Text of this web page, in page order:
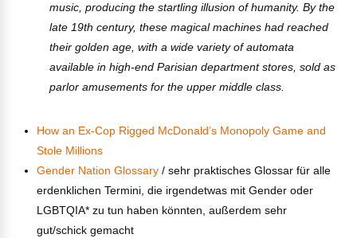
music, producing the startling illusion of humanity. By the
late 19th century, these magical machines had reached
their golden age, with a wide variety of automata
available in high-end Parisian department stores, sold as
parlor amusements for the upper middle class.
How an Ex-Cop Rigged McDonald’s Monopoly Game and
Stole Millions
Gender Nation Glossary/ sehr praktisches Glossar für alle
erdenklichen Termini, die irgendetwas mit Gender oder
LGBTQIA* zu tun haben könnten, außerdem sehr
gut/schick gemacht